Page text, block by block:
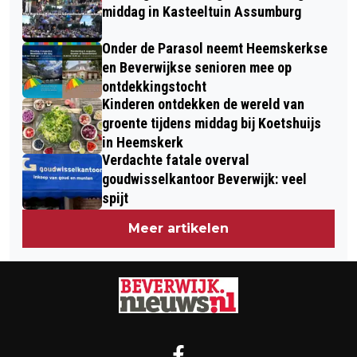
middag in Kasteeltuin Assumburg
Onder de Parasol neemt Heemskerkse
en Beverwijkse senioren mee op
ontdekkingstocht
Kinderen ontdekken de wereld van
groente tijdens middag bij Koetshuijs
in Heemskerk
Verdachte fatale overval
goudwisselkantoor Beverwijk: veel
spijt
Meer artikelen